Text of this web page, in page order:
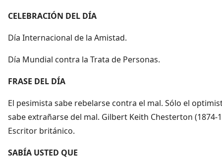
CELEBRACIÓN DEL DÍA
Día Internacional de la Amistad.
Día Mundial contra la Trata de Personas.
FRASE DEL DÍA
El pesimista sabe rebelarse contra el mal. Sólo el
sabe extrañarse del mal. Gilbert Keith Chesterton (1874-
Escritor británico.
SABÍA USTED QUE